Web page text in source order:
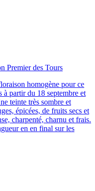
Premier des Tours
homogène pour ce
à partir du 18 septembre et
teinte très sombre et
épicées, de fruits secs et
charpenté, charnu et frais.
en en final sur les